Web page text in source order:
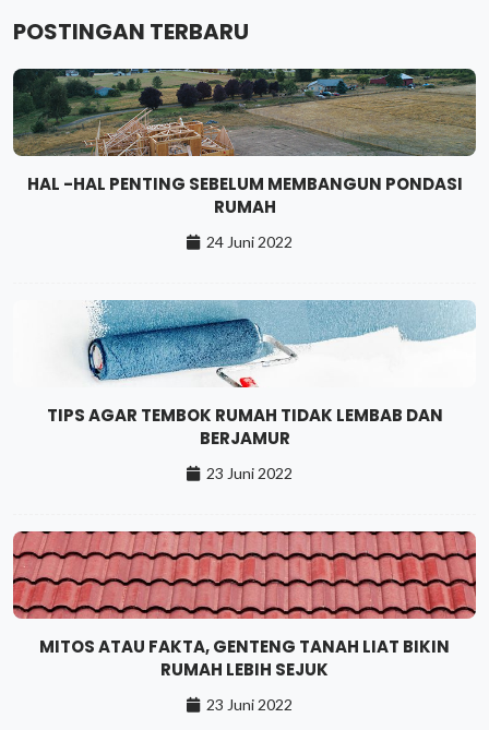
POSTINGAN TERBARU
HAL -HAL PENTING SEBELUM MEMBANGUN PONDASI
RUMAH
24 Juni 2022
TIPS AGAR TEMBOK RUMAH TIDAK LEMBAB DAN
BERJAMUR
23 Juni 2022
MITOS ATAU FAKTA, GENTENG TANAH LIAT BIKIN
RUMAH LEBIH SEJUK
23 Juni 2022